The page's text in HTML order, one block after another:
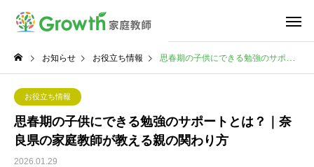
お知らせ お役立ち情報 思春期の子供にできる勉強のサポートとは？｜奈良県の家庭教師が教える親の関わり方
お役立ち情報
思春期の子供にできる勉強のサポートとは？｜奈
良県の家庭教師が教える親の関わり方
2026.01.29